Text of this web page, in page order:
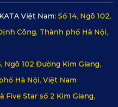
Việt Nam: Số 14, Ngõ 102,
Công, Thành phố Hà Nội,
Ngõ 102 Đường Kim Giang,
Hà Nội, Việt Nam
Five Star số 2 Kim Giang,